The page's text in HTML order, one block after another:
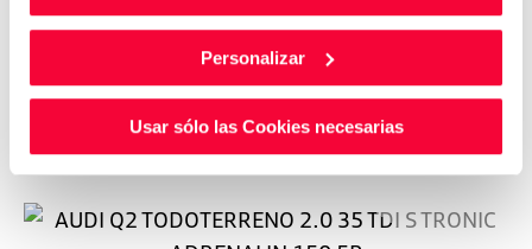
Personalizar
Usar sólo las Cookies necesarias